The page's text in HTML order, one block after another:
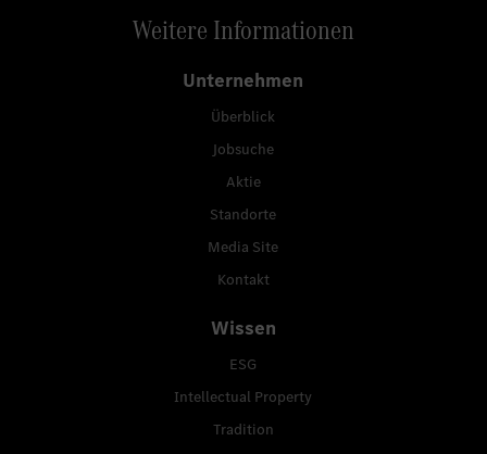
Weitere Informationen
Unternehmen
Überblick
Jobsuche
Aktie
Standorte
Media Site
Kontakt
Wissen
ESG
Intellectual Property
Tradition